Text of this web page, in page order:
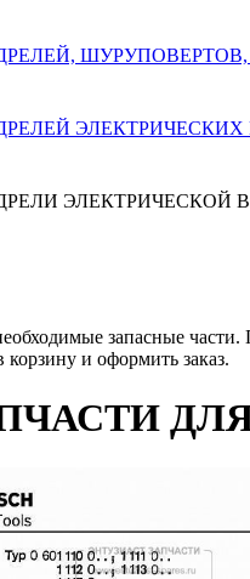
ШУРУПОВЕРТОВ,
ЭЛЕКТРИЧЕСКИХ
ЭЛЕКТРИЧЕСКОЙ
запасные
корзину и оформить заказ.
ДЛЯ